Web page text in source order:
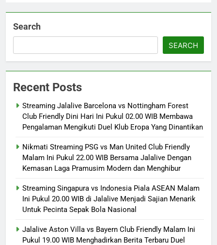
Search
SEARCH
Recent Posts
Streaming Jalalive Barcelona vs Nottingham Forest
Club Friendly Dini Hari Ini Pukul 02.00 WIB Membawa
Pengalaman Mengikuti Duel Klub Eropa Yang Dinantikan
Nikmati Streaming PSG vs Man United Club Friendly
Malam Ini Pukul 22.00 WIB Bersama Jalalive Dengan
Kemasan Laga Pramusim Modern dan Menghibur
Streaming Singapura vs Indonesia Piala ASEAN Malam
Ini Pukul 20.00 WIB di Jalalive Menjadi Sajian Menarik
Untuk Pecinta Sepak Bola Nasional
Jalalive Aston Villa vs Bayern Club Friendly Malam Ini
Pukul 19.00 WIB Menghadirkan Berita Terbaru Duel